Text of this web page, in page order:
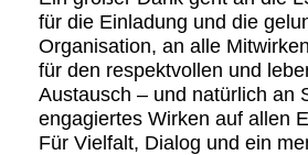
für die Einladung und die
Organisation, an alle
für den respektvollen und
Austausch – und natürlich an
engagiertes Wirken auf allen
Für Vielfalt, Dialog und ein